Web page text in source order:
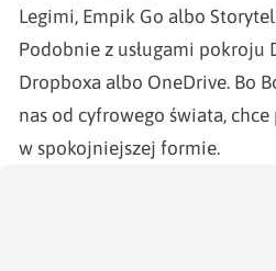
Legimi, Empik Go albo
Podobnie z usługami pokroju
Dropboxa albo OneDrive. Bo
nas od cyfrowego świata,
w spokojniejszej formie.